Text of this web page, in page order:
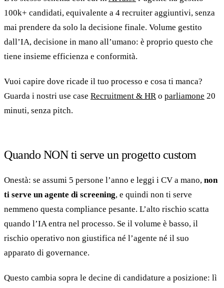
100k+ candidati, equivalente a 4 recruiter aggiuntivi, senza
mai prendere da solo la decisione finale. Volume gestito
dall’IA, decisione in mano all’umano: è proprio questo che
tiene insieme efficienza e conformità.
Vuoi capire dove ricade il tuo processo e cosa ti manca?
Guarda i nostri use case Recruitment & HRo parliamone 20
minuti, senza pitch.
Quando NON ti serve un progetto custom
Onestà: se assumi 5 persone l’anno e leggi i CV a mano, non
ti serve un agente di screening, e quindi non ti serve
nemmeno questa compliance pesante. L’alto rischio scatta
quando l’IA entra nel processo. Se il volume è basso, il
rischio operativo non giustifica né l’agente né il suo
apparato di governance.
Questo cambia sopra le decine di candidature a posizione: lì